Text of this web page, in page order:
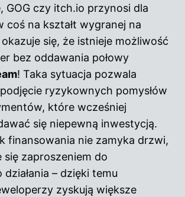
GOG czy itch.io przynosi dla
coś na kształt wygranej na
się, że istnieje możliwość
bez oddawania połowy
! Taka sytuacja pozwala
ryzykownych pomysłów
które wcześniej
się niepewną inwestycją.
finansowania nie zamyka drzwi,
się zaproszeniem do
– dzięki temu
zyskują większe